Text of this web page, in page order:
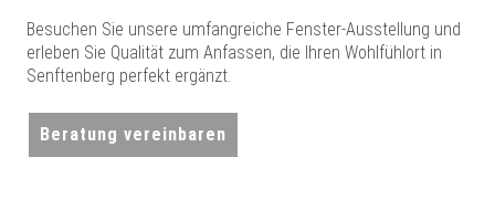
Besuchen Sie unsere umfangreiche Fenster-Ausstellung und
erleben Sie Qualität zum Anfassen, die Ihren Wohlfühlort in
Senftenberg perfekt ergänzt.
Beratung vereinbaren